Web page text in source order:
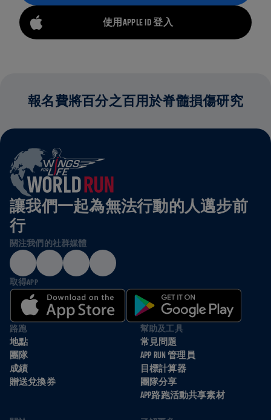
使用APPLE ID 登入
報名費將百分之百用於脊髓損傷研究
讓我們一起為無法行動的人邁步前
行
關注我們的社群媒體
取得APP
路跑
地點
團隊
成績
贈送兌換券
幫助及工具
常見問題
APP RUN 管理員
目標計算器
團隊分享
APP路跑活動共享素材